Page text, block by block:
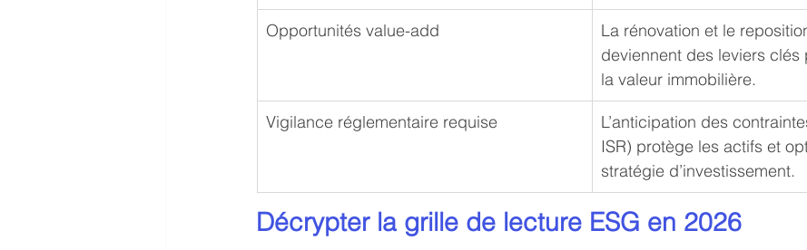
Opportunités value-add
La rénovation et le
deviennent des leviers clés
la valeur immobilière.
Vigilance réglementaire requise
L’anticipation des
ISR) protège les actifs et
stratégie d’investissement.
Décrypter la grille de lecture ESG en 2026